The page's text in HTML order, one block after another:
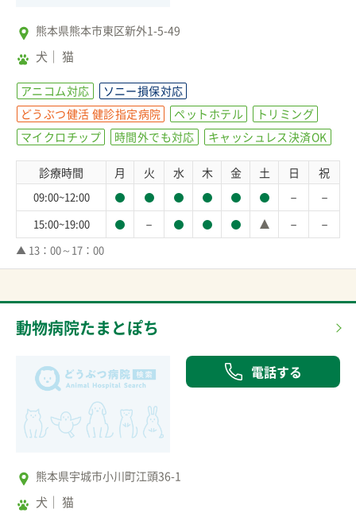
熊本県熊本市東区新外1-5-49
犬 猫
アニコム対応
ソニー損保対応
どうぶつ健活 健診指定病院
ペットホテル
トリミング
マイクロチップ
時間外でも対応 キャッシュレス決済OK
診療時間 月 火 水 木 金 土 日 祝
09:00~12:00 － －
15:00~19:00 － － －
▲ 13：00～17：00
動物病院たまとぽち
電話する
熊本県宇城市小川町江頭36-1
犬 猫